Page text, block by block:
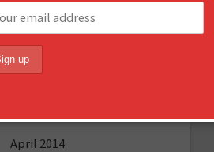
October 2015
2015
April 2014